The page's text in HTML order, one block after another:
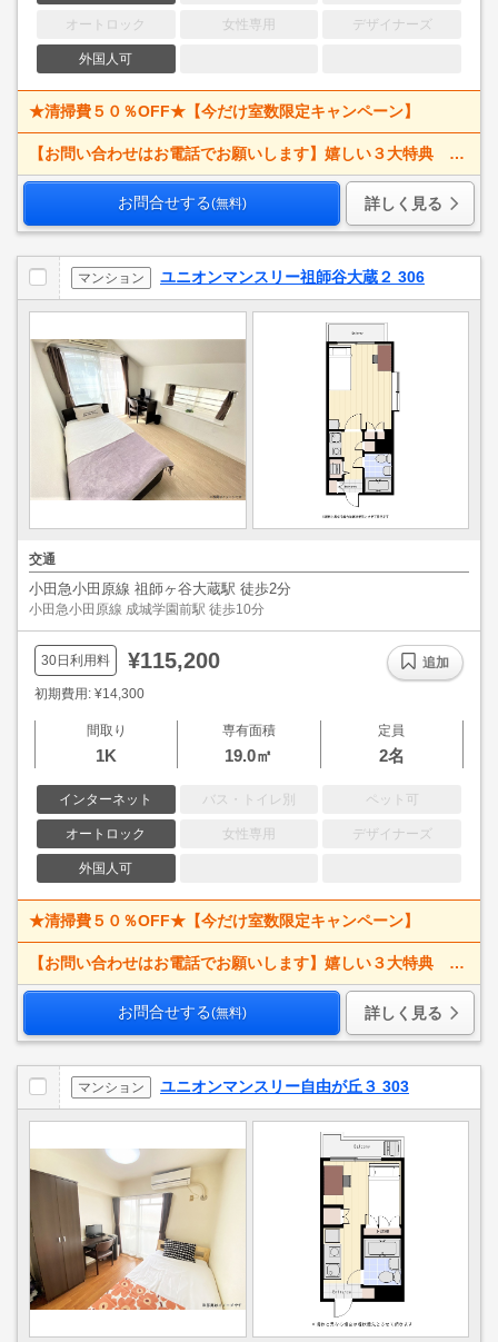
オートロック 女性専用 デザイナーズ
外国人可
★清掃費５０％OFF★【今だけ室数限定キャンペーン】
【お問い合わせはお電話でお願いします】嬉しい３大特典 賃料大幅値下げ！ 寝具一式＆ベッドメイキング無料＋α
お問合せする(無料) 詳しく見る
マンション ユニオンマンスリー祖師谷大蔵２ 306
交通
小田急小田原線 祖師ヶ谷大蔵駅 徒歩2分
小田急小田原線 成城学園前駅 徒歩10分
30日利用料 ¥115,200
初期費用: ¥14,300
間取り
1K
専有面積
19.0㎡
定員
2名
インターネット バス・トイレ別 ペット可
オートロック 女性専用 デザイナーズ
外国人可
追加
★清掃費５０％OFF★【今だけ室数限定キャンペーン】
【お問い合わせはお電話でお願いします】嬉しい３大特典 賃料大幅値下げ！ 寝具一式＆ベッドメイキング無料＋α
お問合せする(無料) 詳しく見る
マンション ユニオンマンスリー自由が丘３ 303